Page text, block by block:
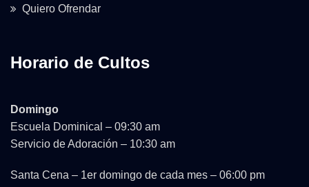
Quiero Ofrendar
Horario de Cultos
Domingo
Escuela Dominical – 09:30 am
Servicio de Adoración – 10:30 am
Santa Cena – 1er domingo de cada mes – 06:00 pm